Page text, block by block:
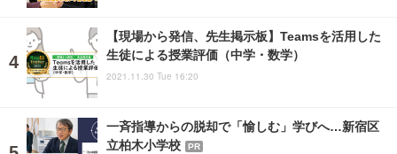
【現場から発信、先生掲示板】Teamsを活用した
生徒による授業評価（中学・数学）
2021.11.30 Tue 16:20
一斉指導からの脱却で「愉しむ」学びへ…新宿区
立柏木小学校
PR